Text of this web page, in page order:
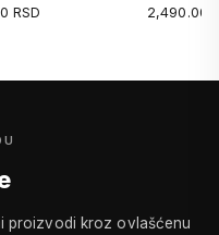
RSD
2,490.00
proizvodi kroz ovlašćenu